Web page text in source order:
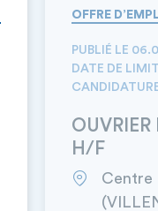
OFFRE
PUBLIÉ LE
DATE DE
OUVRIER
H/F
Centre